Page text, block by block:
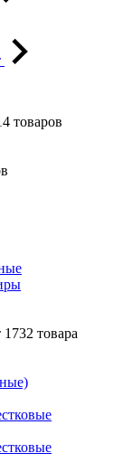
товаров
1732 товара